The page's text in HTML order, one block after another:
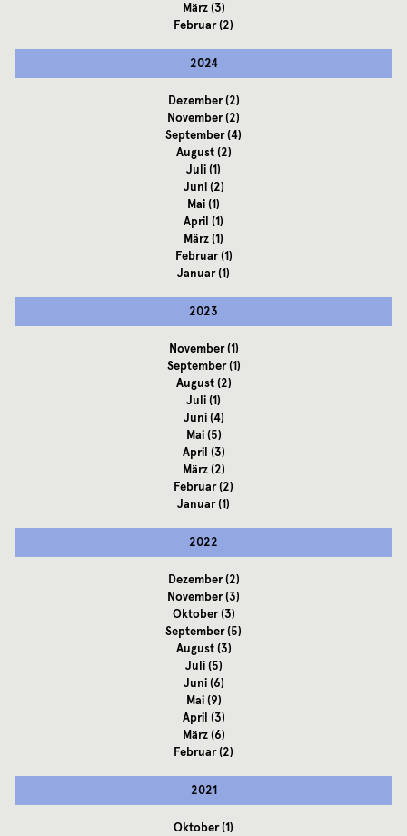
März(3)
Februar(2)
2024
Dezember(2)
November(2)
September(4)
August(2)
Juli(1)
Juni(2)
Mai(1)
April (1)
März(1)
Februar(1)
Januar(1)
2023
November(1)
September(1)
August(2)
Juli(1)
Juni(4)
Mai(5)
April (3)
März(2)
Februar(2)
Januar(1)
2022
Dezember(2)
November(3)
Oktober(3)
September(5)
August(3)
Juli(5)
Juni(6)
Mai(9)
April (3)
März(6)
Februar(2)
2021
Oktober(1)